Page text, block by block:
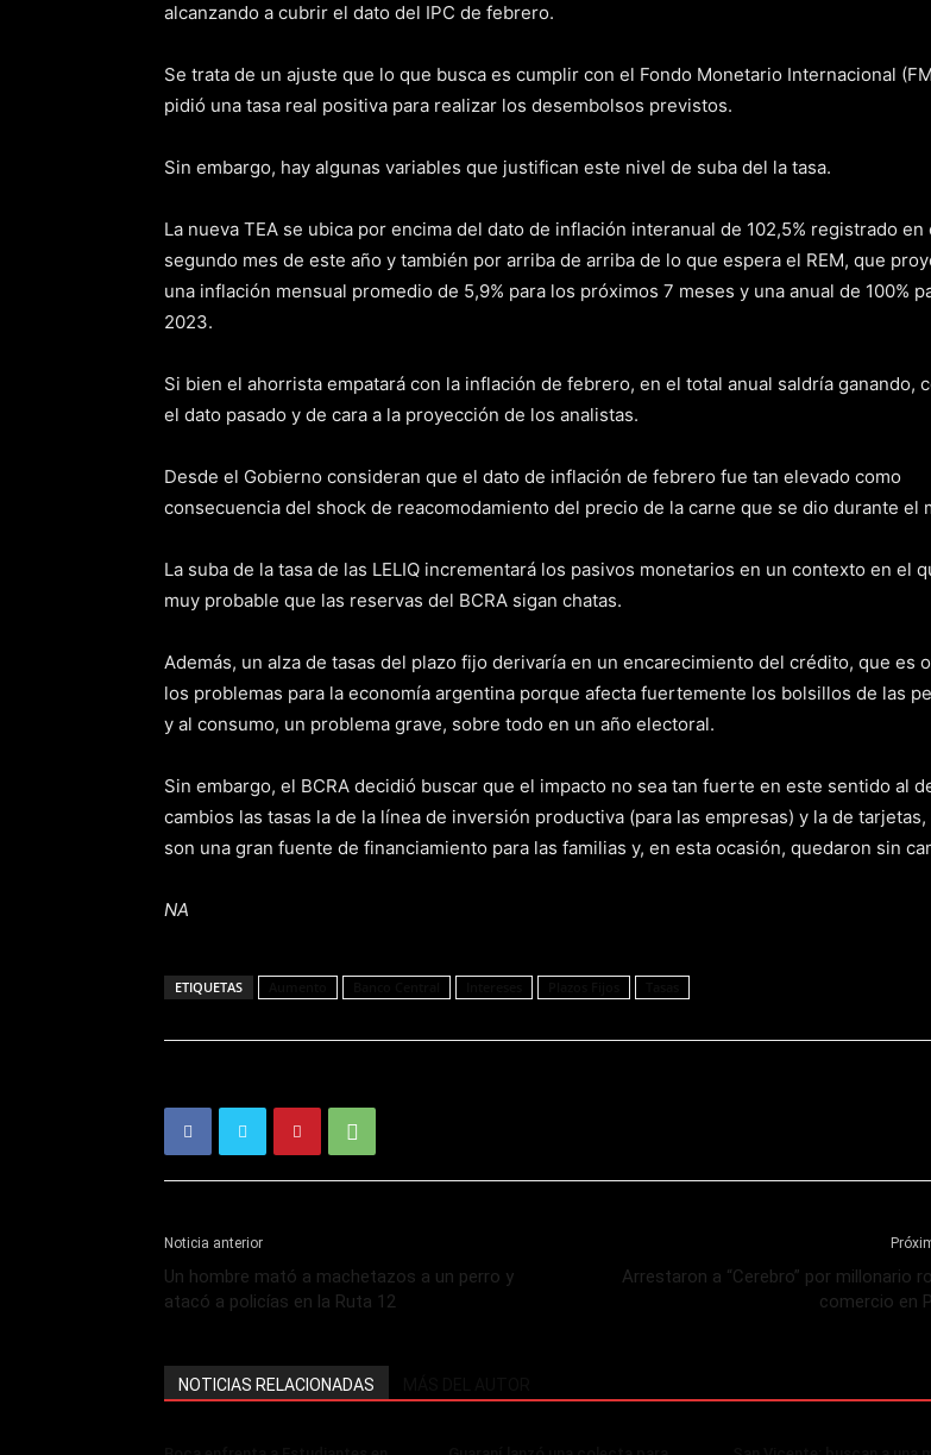
alcanzando a cubrir el dato del IPC de febrero.
Se trata de un ajuste que lo que busca es cumplir con el Fondo Monetario Internacional
pidió una tasa real positiva para realizar los desembolsos previstos.
Sin embargo, hay algunas variables que justifican este nivel de suba del la tasa.
La nueva TEA se ubica por encima del dato de inflación interanual de 102,5% registrado en
segundo mes de este año y también por arriba de arriba de lo que espera el REM, que
una inflación mensual promedio de 5,9% para los próximos 7 meses y una anual de 100%
2023.
Si bien el ahorrista empatará con la inflación de febrero, en el total anual saldría ganando,
el dato pasado y de cara a la proyección de los analistas.
Desde el Gobierno consideran que el dato de inflación de febrero fue tan elevado como
consecuencia del shock de reacomodamiento del precio de la carne que se dio durante el
La suba de la tasa de las LELIQ incrementará los pasivos monetarios en un contexto en el
muy probable que las reservas del BCRA sigan chatas.
Además, un alza de tasas del plazo fijo derivaría en un encarecimiento del crédito, que es
los problemas para la economía argentina porque afecta fuertemente los bolsillos de las
y al consumo, un problema grave, sobre todo en un año electoral.
Sin embargo, el BCRA decidió buscar que el impacto no sea tan fuerte en este sentido al
cambios las tasas la de la línea de inversión productiva (para las empresas) y la de tarjetas,
son una gran fuente de financiamiento para las familias y, en esta ocasión, quedaron sin
NA
ETIQUETAS
Noticia anterior
Un hombre mató a machetazos a un perro y
atacó a policías en la Ruta 12
Arrestaron a “Cerebro” por millonario
comercio en
NOTICIAS RELACIONADAS